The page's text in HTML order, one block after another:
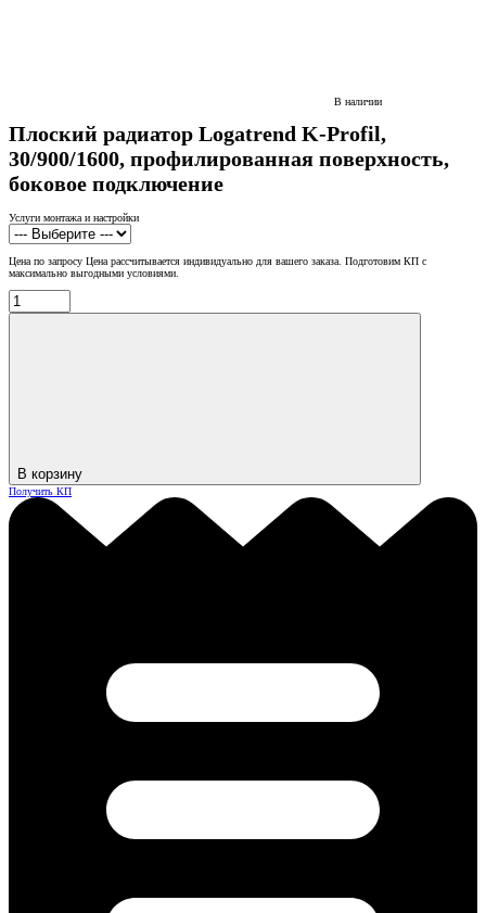
В наличии
Плоский радиатор Logatrend K-Profil,
30/900/1600, профилированная поверхность,
боковое подключение
Услуги монтажа и настройки
Цена по запросу Цена рассчитывается индивидуально для вашего заказа. Подготовим КП с
максимально выгодными условиями.
В корзину
Получить КП